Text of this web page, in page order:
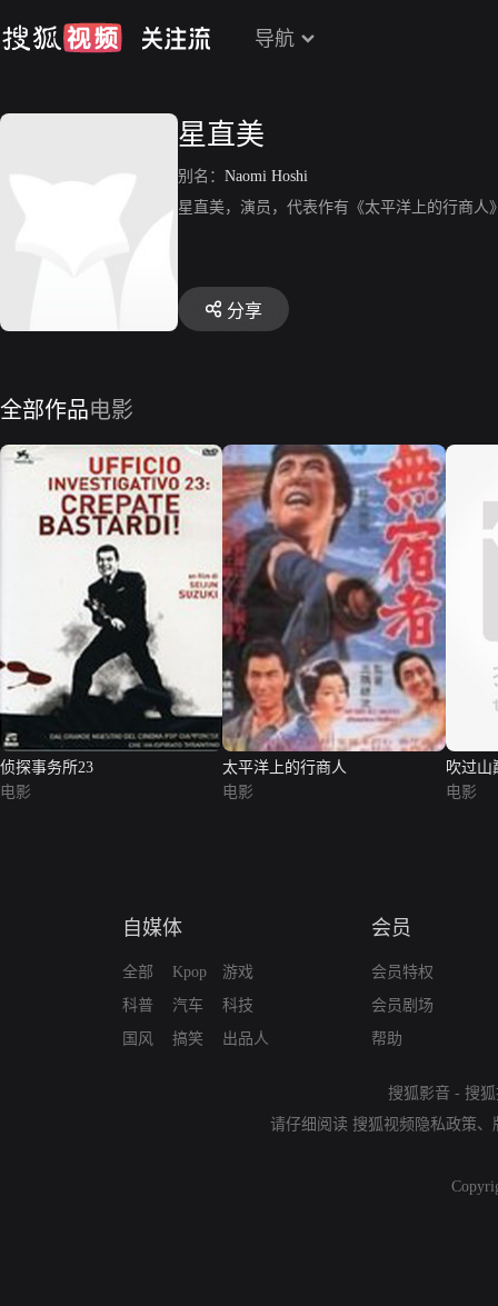
导航
星直美
别名： Naomi Hoshi
星直美，演员，代表作有《太平洋上的行商人
分享
全部作品电影
侦探事务所23
电影
太平洋上的行商人
电影
吹过山
电影
自媒体
全部
科普
国风
Kpop
汽车
搞笑
游戏
科技
出品人
会员
会员特权
会员剧场
帮助
搜狐影音 - 搜
请仔细阅读 搜狐视频隐私政策、